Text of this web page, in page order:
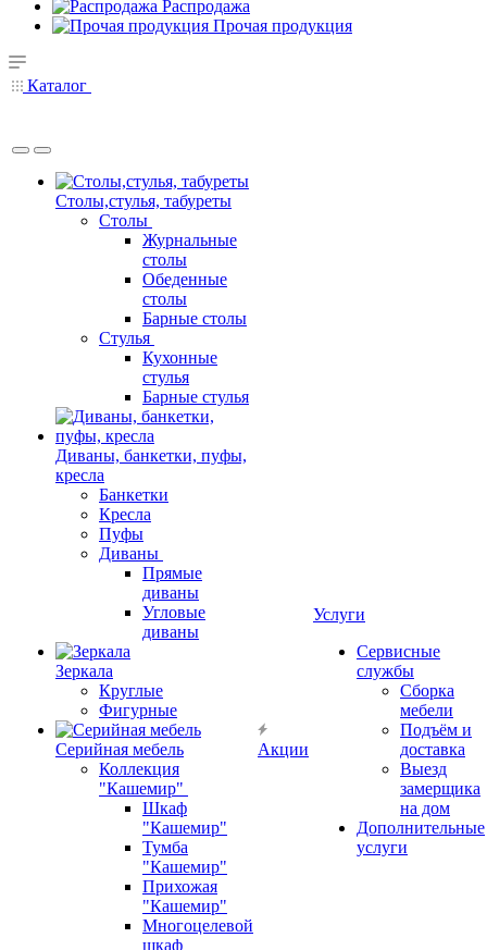
Распродажа
Прочая продукция
Каталог
Столы,стулья, табуреты
Столы
Журнальные
столы
Обеденные
столы
Барные столы
Стулья
Кухонные
стулья
Барные стулья
Диваны, банкетки, пуфы,
кресла
Банкетки
Кресла
Пуфы
Диваны
Прямые
диваны
Угловые
диваны
Зеркала
Круглые
Фигурные
Серийная мебель
Коллекция
"Кашемир"
Шкаф
"Кашемир"
Тумба
"Кашемир"
Прихожая
"Кашемир"
Многоцелевой
шкаф
Акции
Услуги
Сервисные
службы
Сборка
мебели
Подъём и
доставка
Выезд
замерщика
на дом
Дополнительные
услуги